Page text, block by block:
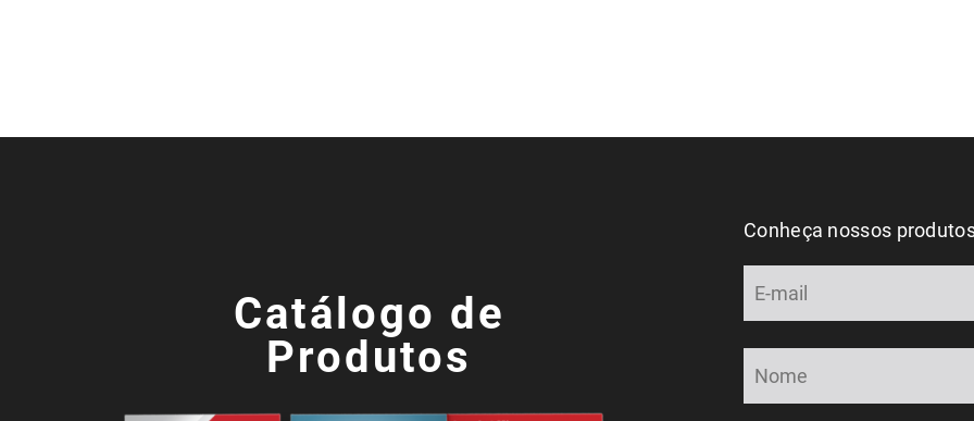
Catálogo de
Produtos
Conheça nossos